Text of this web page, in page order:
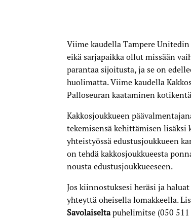
Viime kaudella Tampere
eikä sarjapaikka ollut missään
parantaa sijoitusta, ja se on
huolimatta. Viime kaudella
Palloseuran kaataminen
Kakkosjoukkueen
tekemisensä kehittämisen
yhteistyössä edustusjoukkueen
on tehdä kakkosjoukkueesta
nousta edustusjoukkueeseen.
Jos kiinnostuksesi heräsi ja
yhteyttä oheisella lomakkeella.
Savolaiseltapuhelimitse (050